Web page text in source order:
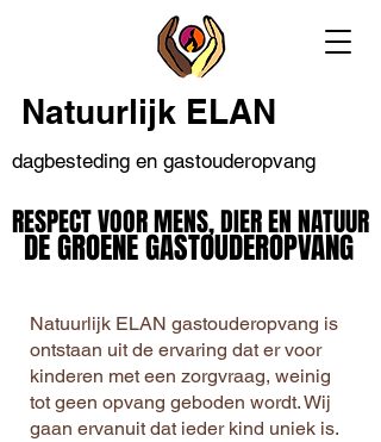
Natuurlijk ELAN
dagbesteding en gastouderopvang
RESPECT VOOR MENS, DIER EN NATUUR
RESPECT VOOR MENS, DIER EN NATUUR
DE GROENE GASTOUDEROPVANG
DE GROENE GASTOUDEROPVANG
Natuurlijk ELAN gastouderopvang is
ontstaan uit de ervaring dat er voor
kinderen met een zorgvraag, weinig
tot geen opvang geboden wordt. Wij
gaan ervanuit dat ieder kind uniek is.